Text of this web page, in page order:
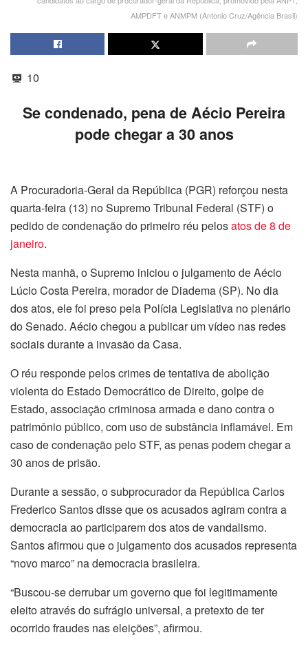
AMPDFT e ANMPM (Antonio Cruz/Agência Brasil)
10
Se condenado, pena de Aécio Pereira
pode chegar a 30 anos
A Procuradoria-Geral da República (PGR) reforçou nesta
quarta-feira (13) no Supremo Tribunal Federal (STF) o
pedido de condenação do primeiro réu pelosatos de 8 de
janeiro.
Nesta manhã, o Supremo iniciou o julgamento de Aécio
Lúcio Costa Pereira, morador de Diadema (SP). No dia
dos atos, ele foi preso pela Polícia Legislativa no plenário
do Senado. Aécio chegou a publicar um vídeo nas redes
sociais durante a invasão da Casa.
O réu responde pelos crimes de tentativa de abolição
violenta do Estado Democrático de Direito, golpe de
Estado, associação criminosa armada e dano contra o
patrimônio público, com uso de substância inflamável. Em
caso de condenação pelo STF, as penas podem chegar a
30 anos de prisão.
Durante a sessão, o subprocurador da República Carlos
Frederico Santos disse que os acusados agiram contra a
democracia ao participarem dos atos de vandalismo.
Santos afirmou que o julgamento dos acusados representa
“novo marco” na democracia brasileira.
“Buscou-se derrubar um governo que foi legitimamente
eleito através do sufrágio universal, a pretexto de ter
ocorrido fraudes nas eleições”, afirmou.